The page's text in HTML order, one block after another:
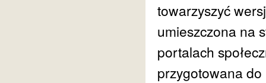
towarzyszyć
umieszczona na
portalach
przygotowana